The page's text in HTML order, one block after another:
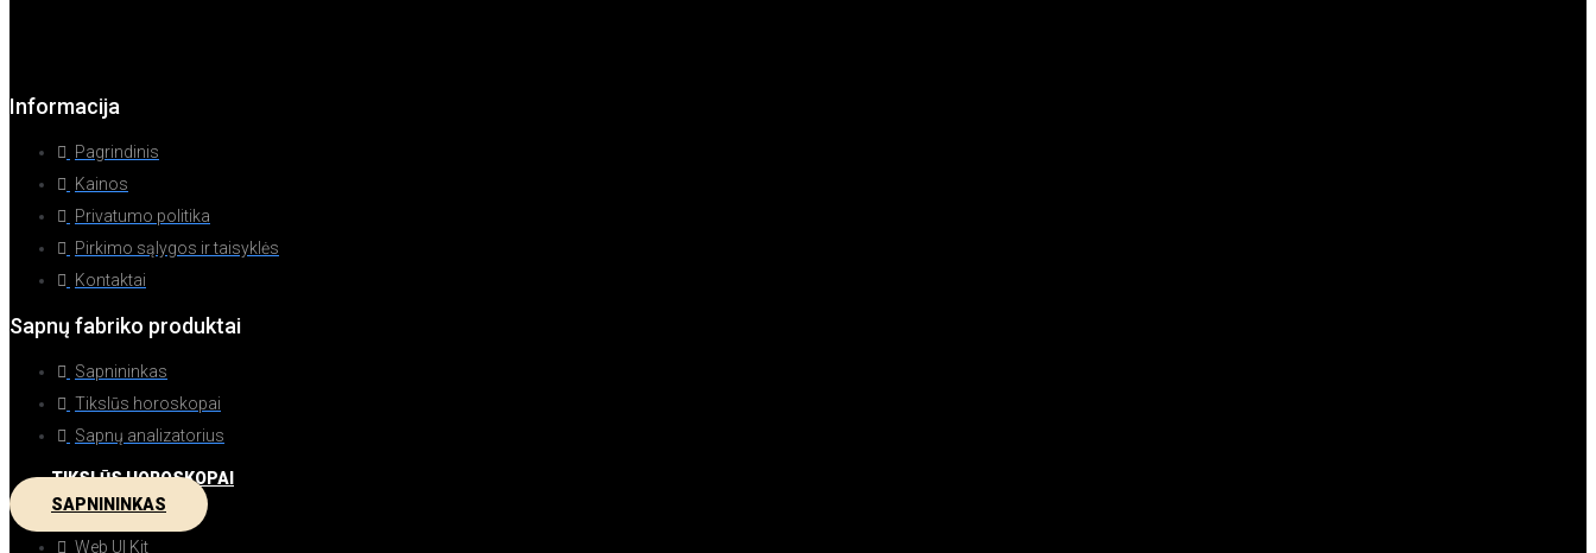
Informacija
Pagrindinis
Kainos
Privatumo politika
Pirkimo sąlygos ir taisyklės
Kontaktai
Sapnų fabriko produktai
Sapnininkas
Tikslūs horoskopai
Sapnų analizatorius
TIKSLŪS HOROSKOPAI
SAPNININKAS
Web UI Kit